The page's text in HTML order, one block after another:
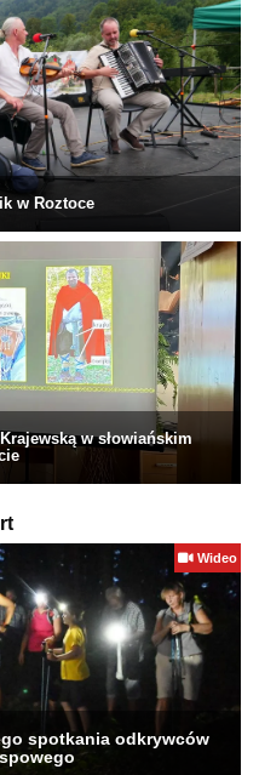
w Roztoce
w słowiańskim
Wideo
spotkania odkrywców